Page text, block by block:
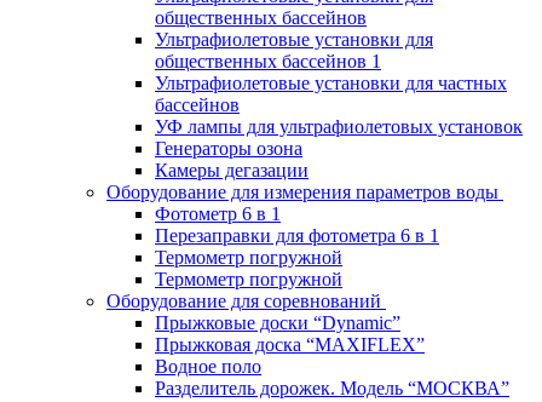
общественных бассейнов
Ультрафиолетовые установки для
общественных бассейнов 1
Ультрафиолетовые установки для частных
бассейнов
УФ лампы для ультрафиолетовых установок
Генераторы озона
Камеры дегазации
Оборудование для измерения параметров воды
Фотометр 6 в 1
Перезаправки для фотометра 6 в 1
Термометр погружной
Термометр погружной
Оборудование для соревнований
Прыжковые доски “Dynamic”
Прыжковая доска “MAXIFLEX”
Водное поло
Разделитель дорожек. Модель “МОСКВА”